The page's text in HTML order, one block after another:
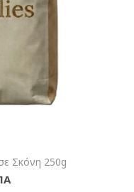
Σκόνη 250g